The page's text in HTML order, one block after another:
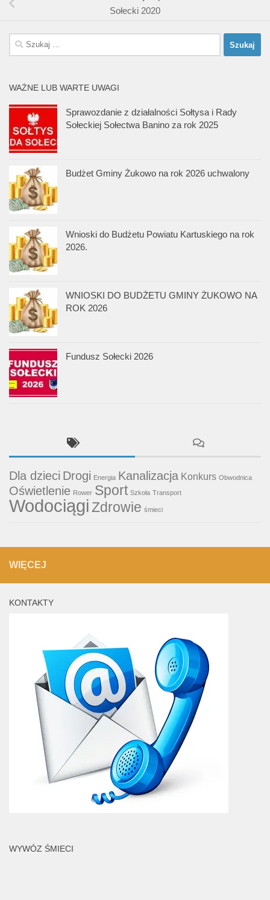
Sołecki 2020
Szukaj:
WAŻNE LUB WARTE UWAGI
Sprawozdanie z działalności Sołtysa i Rady
Sołeckiej Sołectwa Banino za rok 2025
Budżet Gminy Żukowo na rok 2026 uchwalony
Wnioski do Budżetu Powiatu Kartuskiego na rok
2026.
WNIOSKI DO BUDŻETU GMINY ŻUKOWO NA
ROK 2026
Fundusz Sołecki 2026
Dla dzieci Drogi Energia Kanalizacja Konkurs Obwodnica
Oświetlenie Rower Sport Szkoła Transport
WodociągiZdrowie śmieci
WIĘCEJ
KONTAKTY
WYWÓZ ŚMIECI